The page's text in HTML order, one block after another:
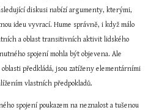
diskusi nabízí argumenty, kterými,
ideu vyvrací. Hume správně, i když málo
a oblast transitivních aktivit lidského
spojení mohla být objevena. Ale
předkládá, jsou zatíženy elementárními
vlastních předpokladů.
spojení poukazem na neznalost a tušenou